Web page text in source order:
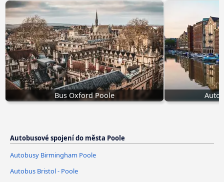
Bus Oxford Poole
Autobusové spojení do města Poole
Autobusy Birmingham Poole
Autobus Bristol - Poole